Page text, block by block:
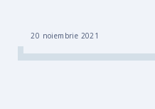
20 noiembrie 2021